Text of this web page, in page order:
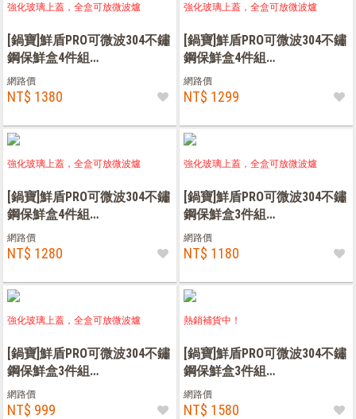
強化玻璃上蓋，全盒可放微波爐
[鍋寶]鮮盾PRO可微波304不鏽
鋼保鮮盒4件組
(900ml*2+1000ml+1300ml)
網路價
NT$ 1380
強化玻璃上蓋，全盒可放微波爐
[鍋寶]鮮盾PRO可微波304不鏽
鋼保鮮盒4件組
(450ml*2+600ml+680ml)
網路價
NT$ 1299
強化玻璃上蓋，全盒可放微波爐
[鍋寶]鮮盾PRO可微波304不鏽
鋼保鮮盒4件組
(680ml+850ml+900ml+1000ml)
網路價
NT$ 1280
強化玻璃上蓋，全盒可放微波爐
[鍋寶]鮮盾PRO可微波304不鏽
鋼保鮮盒3件組
(600ml+850ml+1000ml)
網路價
NT$ 1180
強化玻璃上蓋，全盒可放微波爐
[鍋寶]鮮盾PRO可微波304不鏽
鋼保鮮盒3件組
(450ml+680ml+900ml)
網路價
NT$ 999
熱銷補貨中！
[鍋寶]鮮盾PRO可微波304不鏽
鋼保鮮盒3件組
(1600ml*2+2300ml)
網路價
NT$ 1580